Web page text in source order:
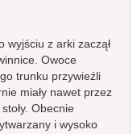
wyjściu z arki zaczął
Owoce
trunku przywieźli
miały nawet przez
Obecnie
i wysoko